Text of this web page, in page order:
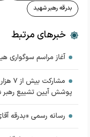
بدرقه رهبر شهید
خبرهای مرتبط
آغاز مراسم سوگواری
پوشش آیین تشییع رهبر
رسانه رسمی «بدرقه